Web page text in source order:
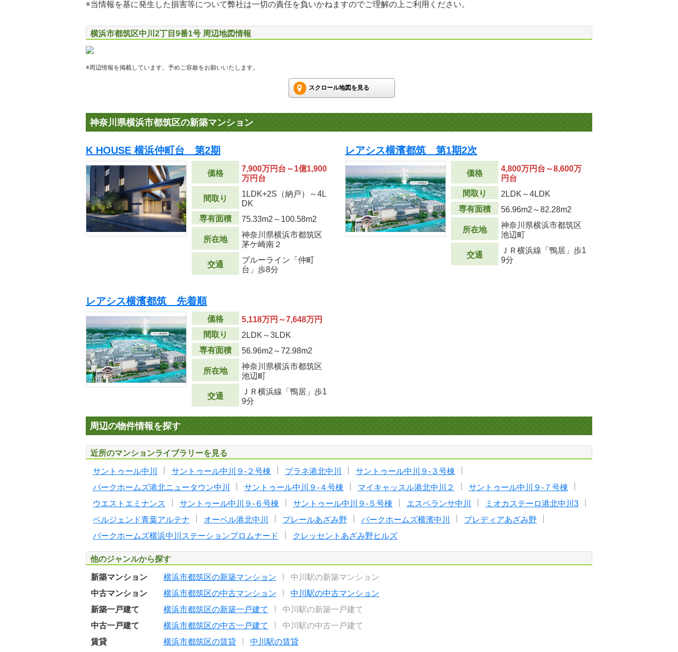
※当情報を基に発生した損害等について弊社は一切の責任を負いかねますのでご理解の上ご利用ください。
横浜市都筑区中川2丁目9番1号 周辺地図情報
※周辺情報を掲載しています。予めご容赦をお願いいたします。
スクロール地図を見る
神奈川県横浜市都筑区の新築マンション
K HOUSE 横浜仲町台 第2期
価格
7,900万円台～1億1,900
万円台
間取り
1LDK+2S（納戸）～4L
DK
専有面積
75.33m2 ～100.58m2
所在地
神奈川県横浜市都筑区
茅ケ崎南２
交通
ブルーライン「仲町
台」歩8分
レアシス横濱都筑 第1期2次
価格
4,800万円台～8,600万
円台
間取り
2LDK～4LDK
専有面積
56.96m2 ～82.28m2
所在地
神奈川県横浜市都筑区
池辺町
交通
ＪＲ横浜線「鴨居」歩1
9分
レアシス横濱都筑 先着順
価格
5,118万円～7,648万円
間取り
2LDK～3LDK
専有面積
56.96m2 ～72.98m2
所在地
神奈川県横浜市都筑区
池辺町
交通
ＪＲ横浜線「鴨居」歩1
9分
周辺の物件情報を探す
近所のマンションライブラリーを見る
サントゥール中川 サントゥール中川９-２号棟 プラネ港北中川
サントゥール中川９-３号棟
パークホームズ港北ニュータウン中川
サントゥール中川９-４号棟 マイキャッスル港北中川２
サントゥール中川９-７号棟
ウエストエミナンス
サントゥール中川９-６号棟 サントゥール中川９-５号棟 エスペランサ中川
ミオカステーロ港北中川3
ベルジェンド青葉アルテナ
オーベル港北中川 プレールあざみ野 パークホームズ横濱中川
プレディアあざみ野
パークホームズ横浜中川ステーションプロムナード
クレッセントあざみ野ヒルズ
他のジャンルから探す
新築マンション 横浜市都筑区の新築マンション
中川駅の新築マンション
中古マンション
横浜市都筑区の中古マンション
中川駅の中古マンション
新築一戸建て
横浜市都筑区の新築一戸建て
中川駅の新築一戸建て
中古一戸建て
横浜市都筑区の中古一戸建て
中川駅の中古一戸建て
賃貸
横浜市都筑区の賃貸 中川駅の賃貸